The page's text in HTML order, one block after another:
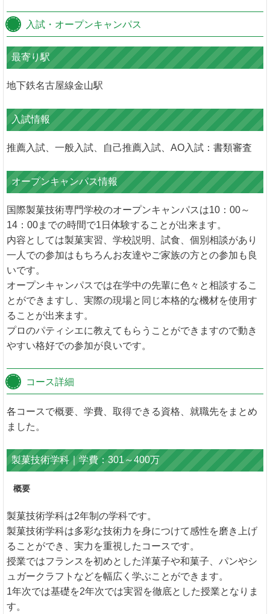
入試・オープンキャンパス
最寄り駅
地下鉄名古屋線金山駅
入試情報
推薦入試、一般入試、自己推薦入試、AO入試：書類審査
オープンキャンパス情報
国際製菓技術専門学校のオープンキャンパスは10：00～
14：00までの時間で1日体験することが出来ます。
内容としては製菓実習、学校説明、試食、個別相談があり
一人での参加はもちろんお友達やご家族の方との参加も良
いです。
オープンキャンパスでは在学中の先輩に色々と相談するこ
とができますし、実際の現場と同じ本格的な機材を使用す
ることが出来ます。
プロのパティシエに教えてもらうことができますので動き
やすい格好での参加が良いです。
コース詳細
各コースで概要、学費、取得できる資格、就職先をまとめ
ました。
製菓技術学科｜学費：301～400万
概要
製菓技術学科は2年制の学科です。
製菓技術学科は多彩な技術力を身につけて感性を磨き上げ
ることができ、実力を重視したコースです。
授業ではフランスを初めとした洋菓子や和菓子、パンやシ
ュガークラフトなどを幅広く学ぶことができます。
1年次では基礎を2年次では実習を徹底とした授業となりま
す。